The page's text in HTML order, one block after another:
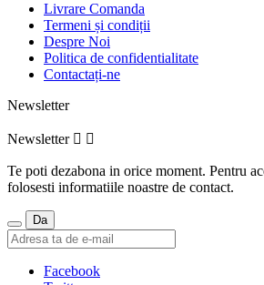
Livrare Comanda
Termeni și condiții
Despre Noi
Politica de confidentialitate
Contactați-ne
Newsletter
Newsletter  
Te poti dezabona in orice moment. Pentru
folosesti informatiile noastre de contact.
Facebook